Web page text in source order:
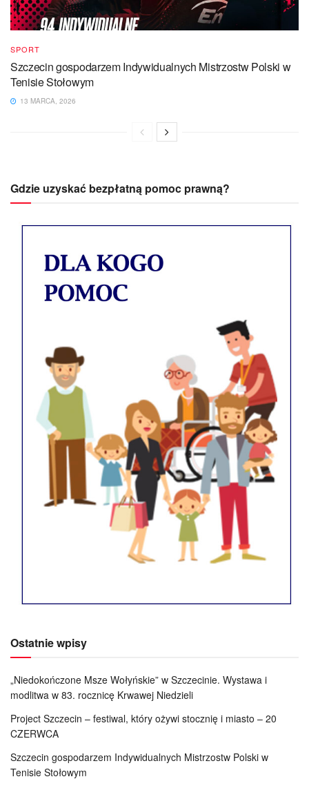
SPORT
Szczecin gospodarzem Indywidualnych Mistrzostw Polski w
Tenisie Stołowym
13 MARCA, 2026
Gdzie uzyskać bezpłatną pomoc prawną?
Ostatnie wpisy
„Niedokończone Msze Wołyńskie” w Szczecinie. Wystawa i
modlitwa w 83. rocznicę Krwawej Niedzieli
Project Szczecin – festiwal, który ożywi stocznię i miasto – 20
CZERWCA
Szczecin gospodarzem Indywidualnych Mistrzostw Polski w
Tenisie Stołowym